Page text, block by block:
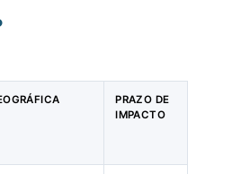
PRAZO DE
IMPACTO